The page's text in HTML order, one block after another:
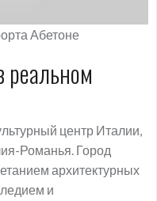
Абетоне
реальном
центр Италии,
Романья. Город
архитектурных
и